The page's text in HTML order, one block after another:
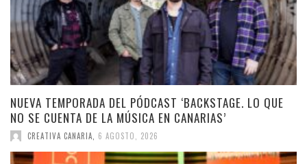
NUEVA TEMPORADA DEL PÓDCAST ‘BACKSTAGE. LO QUE
NO SE CUENTA DE LA MÚSICA EN CANARIAS’
CREATIVA CANARIA 6 AGOSTO, 2026